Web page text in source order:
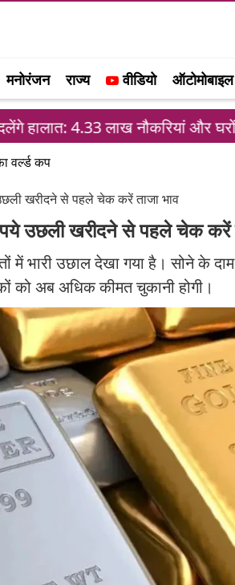
मनोरंजन राज्य वीडियो ऑटोमोबाइल
लाख नौकरियां और घरों की मांग में
वर्ल्ड कप
खरीदने से पहले चेक करें ताजा भाव
उछली खरीदने से पहले चेक करें
में भारी उछाल देखा गया है। सोने के
को अब अधिक कीमत चुकानी होगी।